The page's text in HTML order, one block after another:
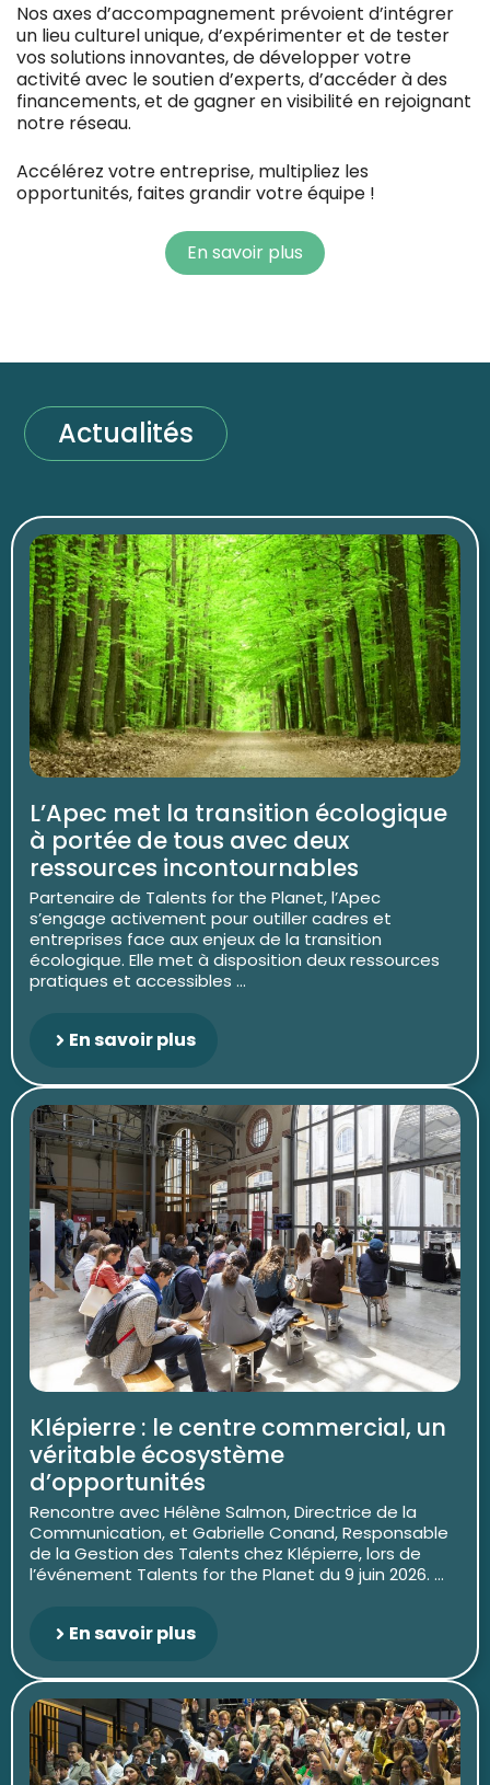
Nos axes d’accompagnement prévoient d’intégrer
un lieu culturel unique, d’expérimenter et de tester
vos solutions innovantes, de développer votre
activité avec le soutien d’experts, d’accéder à des
financements, et de gagner en visibilité en rejoignant
notre réseau.
Accélérez votre entreprise, multipliez les
opportunités, faites grandir votre équipe !
En savoir plus
Actualités
L’Apec met la transition écologique
à portée de tous avec deux
ressources incontournables
Partenaire de Talents for the Planet, l’Apec
s’engage activement pour outiller cadres et
entreprises face aux enjeux de la transition
écologique. Elle met à disposition deux ressources
pratiques et accessibles ...
En savoir plus
Klépierre : le centre commercial, un
véritable écosystème
d’opportunités
Rencontre avec Hélène Salmon, Directrice de la
Communication, et Gabrielle Conand, Responsable
de la Gestion des Talents chez Klépierre, lors de
l’événement Talents for the Planet du 9 juin 2026. ...
En savoir plus